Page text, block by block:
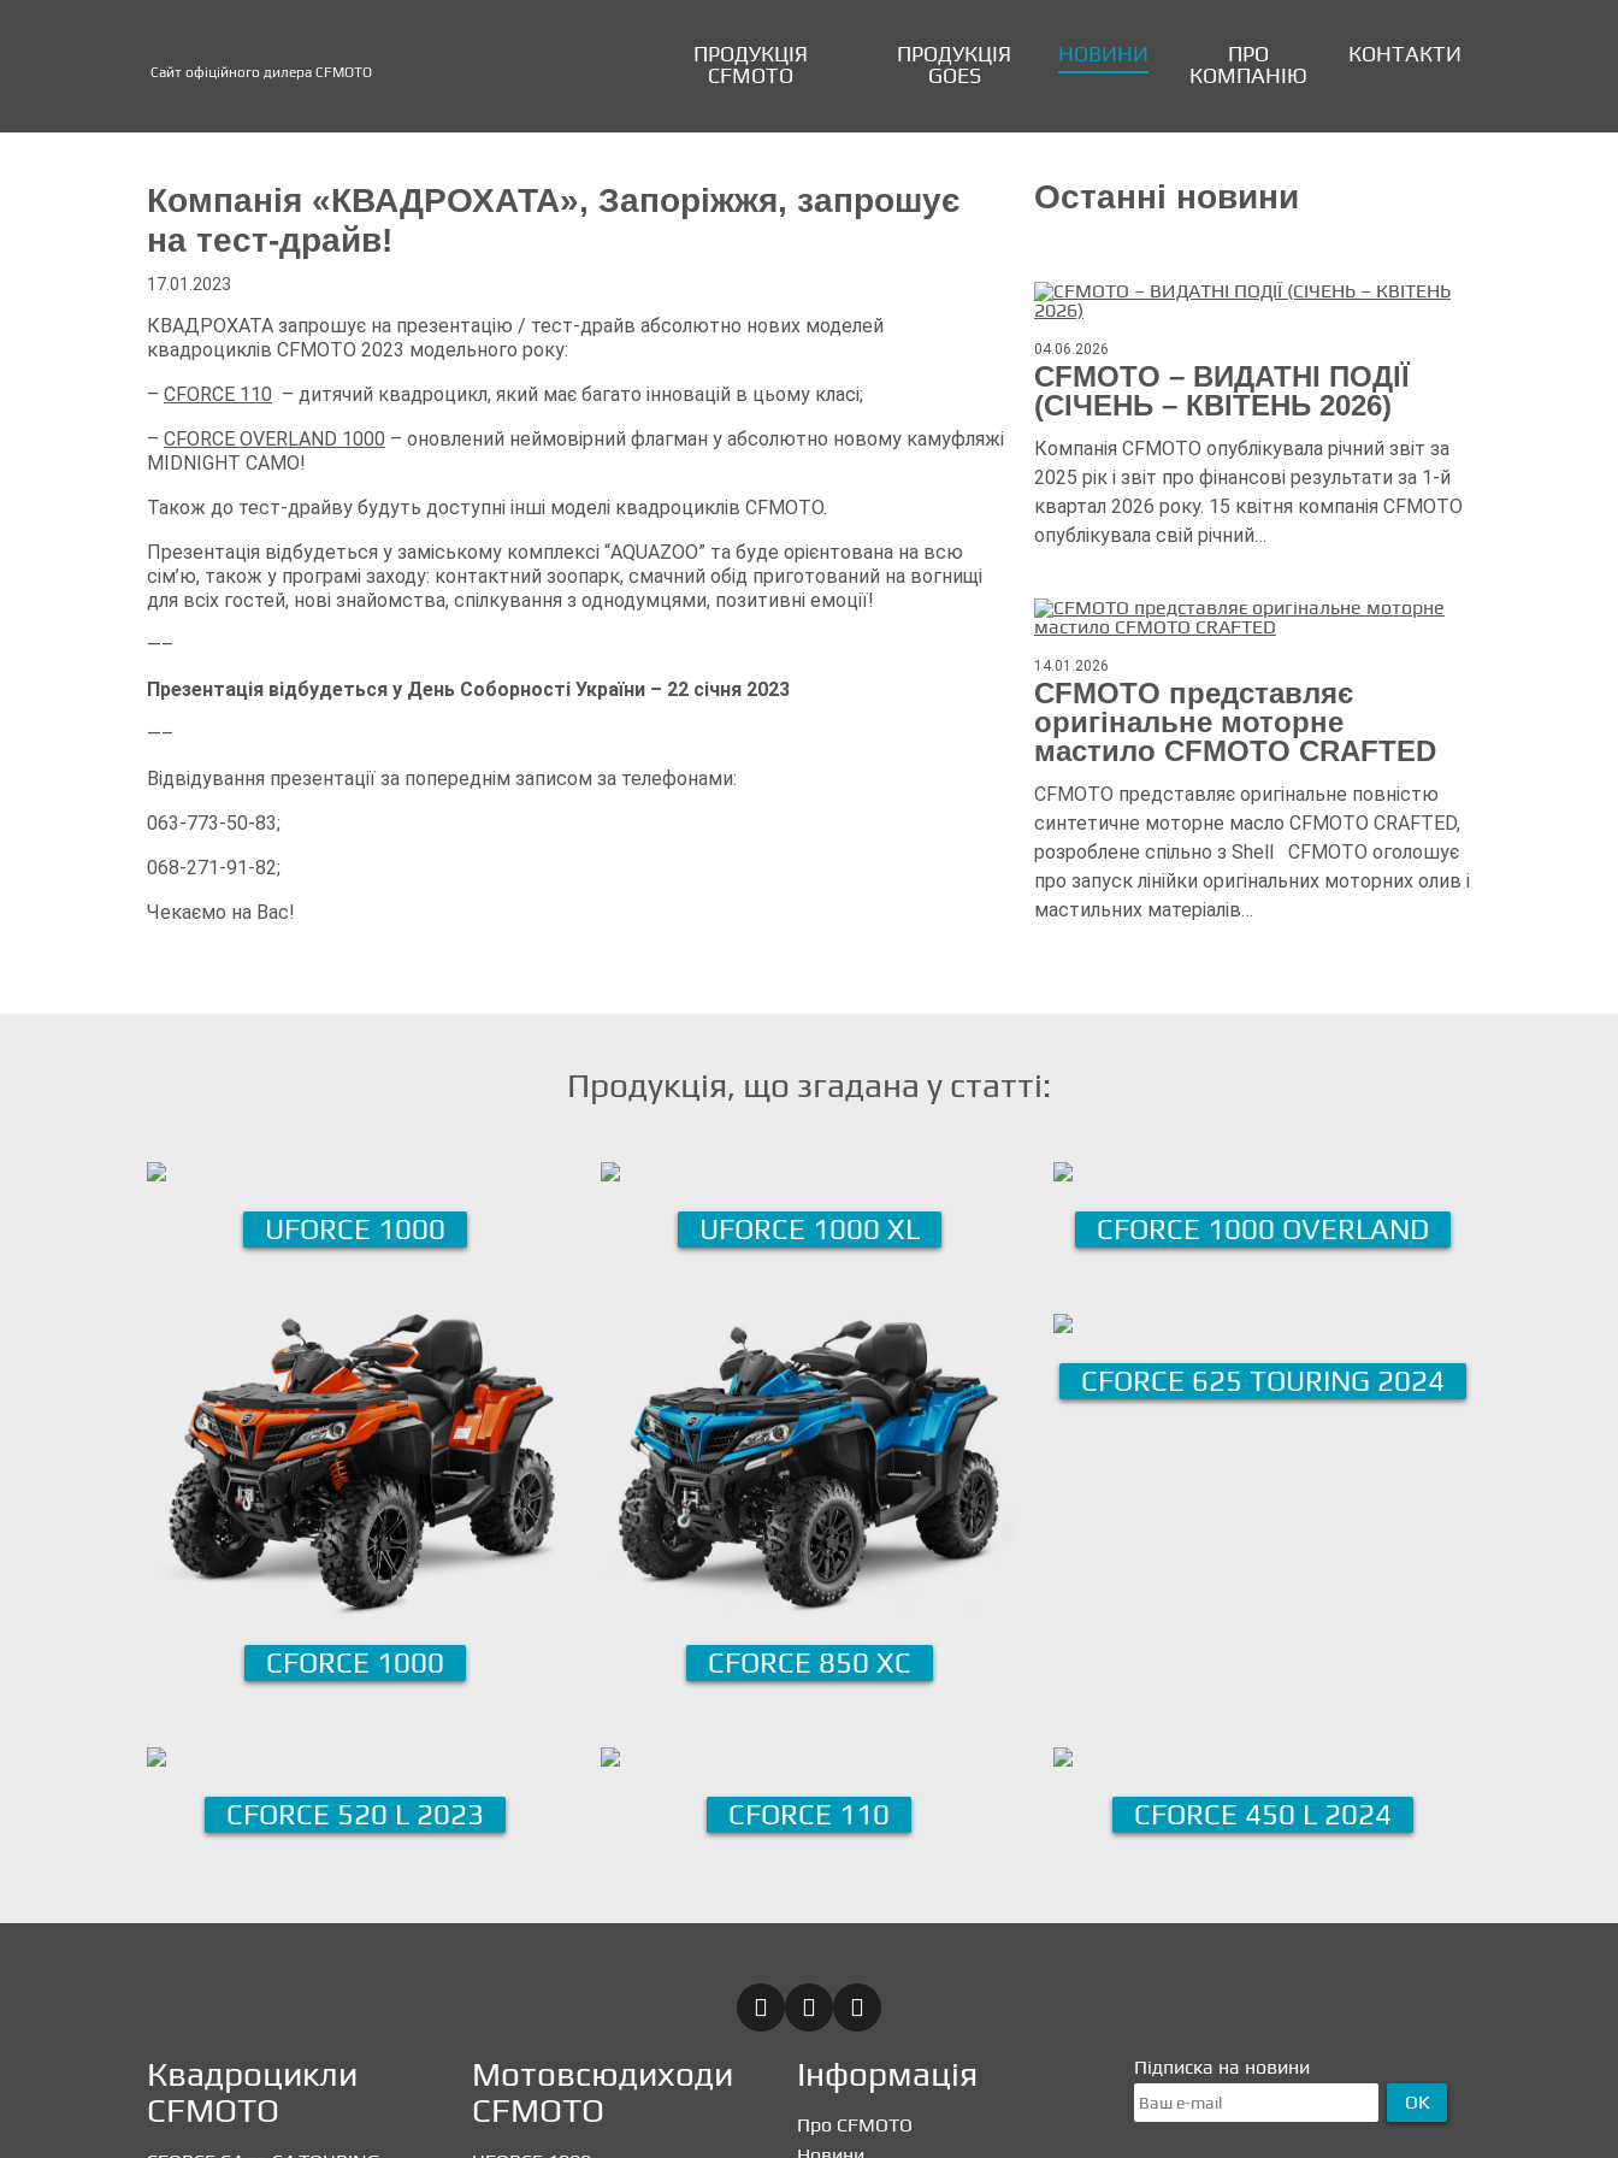
Сайт офіційного дилера CFMOTO
ПРОДУКЦІЯ
CFMOTO
ПРОДУКЦІЯ
GOES
НОВИНИ
ПРО
КОМПАНІЮ
КОНТАКТИ
Компанія «КВАДРОХАТА», Запоріжжя, запрошує
на тест-драйв!
17.01.2023
КВАДРОХАТА запрошує на презентацію / тест-драйв абсолютно нових моделей
квадроциклів CFMOTO 2023 модельного року:
– CFORCE 110 – дитячий квадроцикл, який має багато інновацій в цьому класі;
– CFORCE OVERLAND 1000 – оновлений неймовірний флагман у абсолютно новому камуфляжі
MIDNIGHT CAMO!
Також до тест-драйву будуть доступні інші моделі квадроциклів CFMOTO.
Презентація відбудеться у заміському комплексі “AQUAZOO” та буде орієнтована на всю
сім’ю, також у програмі заходу: контактний зоопарк, смачний обід приготований на вогнищі
для всіх гостей, нові знайомства, спілкування з однодумцями, позитивні емоції!
—–
Презентація відбудеться у День Соборності України – 22 січня 2023
—–
Відвідування презентації за попереднім записом за телефонами:
063-773-50-83;
068-271-91-82;
Чекаємо на Вас!
Останні новини
04.06.2026
CFMOTO – ВИДАТНІ ПОДІЇ
(СІЧЕНЬ – КВІТЕНЬ 2026)
Компанія CFMOTO опублікувала річний звіт за
2025 рік і звіт про фінансові результати за 1-й
квартал 2026 року. 15 квітня компанія CFMOTO
опублікувала свій річний…
14.01.2026
CFMOTO представляє
оригінальне моторне
мастило CFMOTO CRAFTED
CFMOTO представляє оригінальне повністю
синтетичне моторне масло CFMOTO CRAFTED,
розроблене спільно з Shell CFMOTO оголошує
про запуск лінійки оригінальних моторних олив і
мастильних матеріалів…
Продукція, що згадана у статті:
UFORCE 1000 UFORCE 1000 XL CFORCE 1000 OVERLAND
CFORCE 1000 CFORCE 850 XC
CFORCE 625 TOURING 2024
CFORCE 520 L 2023 CFORCE 110 CFORCE 450 L 2024
Квадроцикли
CFMOTO
Мотовсюдиходи
CFMOTO
Інформація
Про CFMOTO
Підписка на новини
OK